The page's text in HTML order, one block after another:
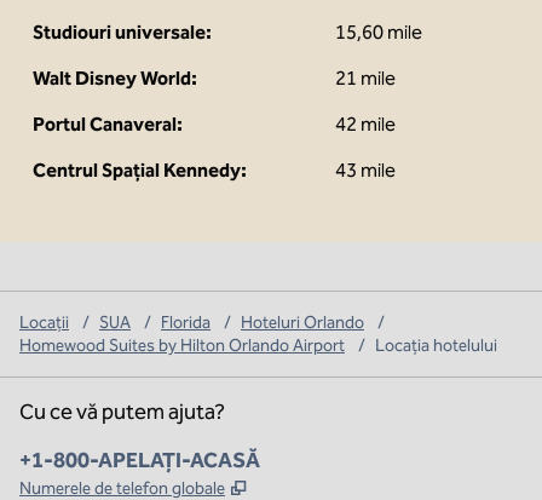
Studiouri universale:
15,60 mile
Walt Disney World:
21 mile
Portul Canaveral:
42 mile
Centrul Spațial Kennedy:
43 mile
Locații / SUA / Florida / Hoteluri Orlando
/
Homewood Suites by Hilton Orlando Airport
/ Locația hotelului
Cu ce vă putem ajuta?
Telefon:
+1-800-APELAȚI-ACASĂ
Numerele de telefon globale ,